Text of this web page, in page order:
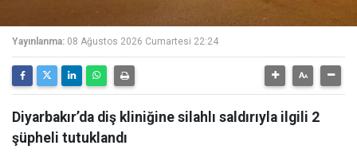
Yayınlanma: 08 Ağustos 2026 Cumartesi 22:24
Diyarbakır’da diş kliniğine silahlı saldırıyla ilgili 2
şüpheli tutuklandı